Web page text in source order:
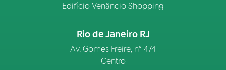
Edifício Venâncio Shopping
Rio de Janeiro RJ
Av. Gomes Freire, n° 474
Centro